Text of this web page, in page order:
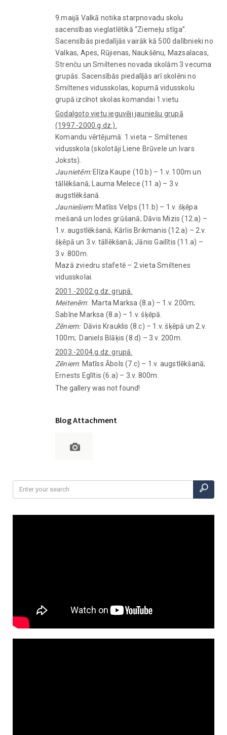
9.maijā Valkā notika starpnovadu skolu
sacensības vieglatlētikā “Ziemeļu stīga”.
Sacensībās piedalījās vairāk kā 500 dalībnieki no
Valkas, Apes, Rūjienas, Naukšēnu, Mazsalacas,
Strenču un Smiltenes novada skolām 3 vecuma
grupās. Sacensībās piedalījās arī skolēni no
Smiltenes vidusskolas, kopumā vidusskolu
grupā izcīnot skolas komandai 1.vietu.
Godalgoto vietu ieguvēji jauniešu grupā
(1997.-2000.g.dz.).
Komandu vērtējumā: 1.vieta – Smiltenes
vidusskola (skolotāji Liene Brūvele un Ivars
Joksts).
Jaunietēm: Elīza Kaupe (10.b) – 1.v. 100m un
tāllēkšanā; Lauma Melece (11.a) – 3.v.
augstlēkšanā.
Jauniešiem: Matīss Velps (11.b) – 1.v. šķēpa
mešanā un lodes grūšanā; Dāvis Mizis (12.a) –
1.v. augstlēkšanā; Kārlis Brikmanis (12.a) – 2.v.
šķēpā un 3.v. tāllēkšanā; Jānis Gailītis (11.a) –
3.v. 800m.
Mazā zviedru stafetē – 2.vieta Smiltenes
vidusskolai.
2001.-2002.g.dz. grupā.
Meitenēm: Marta Marksa (8.a) – 1.v. 200m;
Sabīne Marksa (8.a) – 1.v. šķēpā.
Zēniem:Dāvis Krauklis (8.c) – 1.v. šķēpā un 2.v.
100m; Daniels Blāķis (8.d) – 3.v. 200m.
2003.-2004.g.dz. grupā.
Zēniem: Matīss Ābols (7.c) – 1.v. augstlēkšanā;
Ernests Eglītis (6.a) – 3.v. 800m.
The gallery was not found!
Blog Attachment